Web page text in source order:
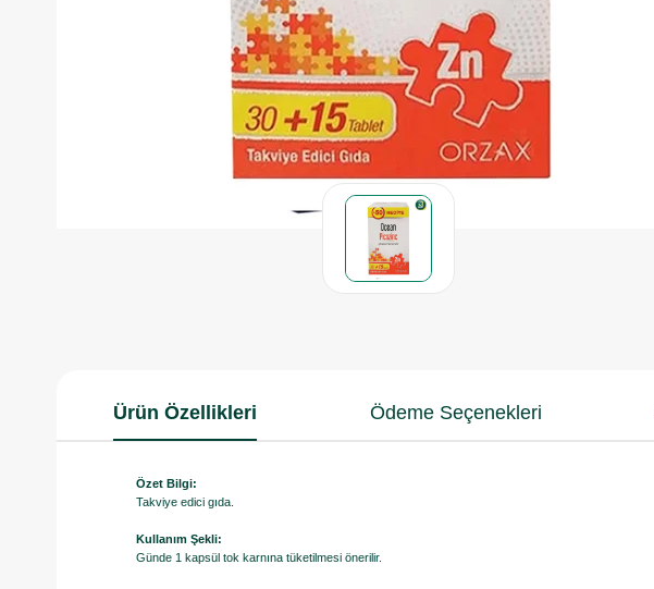
Ürün Özellikleri Ödeme Seçenekleri
Özet Bilgi:
Takviye edici gıda.
Kullanım Şekli:
Günde 1 kapsül tok karnına tüketilmesi önerilir.